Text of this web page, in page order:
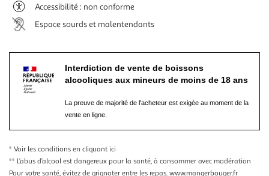
Accessibilité : non conforme
Espace sourds et malentendants
Interdiction de vente de boissons
alcooliques aux mineurs de moins de 18 ans
La preuve de majorité de l'acheteur est exigée au moment de la
vente en ligne.
* Voir les conditions en cliquant ici
** L’abus d’alcool est dangereux pour la santé, à consommer avec modération
Pour votre santé, évitez de grignoter entre les repas. www.mangerbouger.fr